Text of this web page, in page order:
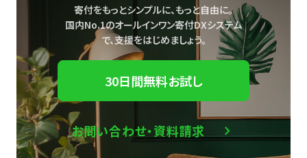
寄付をもっとシンプルに、もっと自由に。
国内No.1のオールインワン寄付DXシステム
で、支援をはじめましょう。
30日間無料お試し
お問い合わせ・資料請求